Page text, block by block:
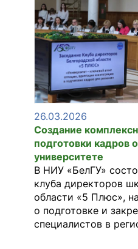
26.03.2026
Создание
подготовки кадров
университете
В НИУ «БелГУ»
клуба директоров
области «5 Плюс»,
о подготовке и
специалистов в